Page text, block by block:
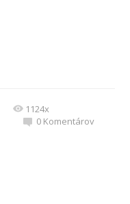
1124x
0 Komentárov